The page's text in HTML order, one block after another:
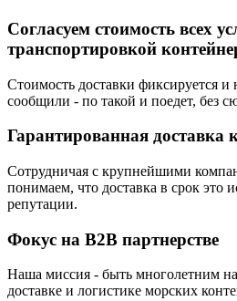
Согласуем стоимость всех
транспортировкой
Стоимость доставки фиксируется и
сообщили - по такой и поедет, без
Гарантированная доставка
Сотрудничая с крупнейшими
понимаем, что доставка в срок это
репутации.
Фокус на B2B партнерстве
Наша миссия - быть многолетним
доставке и логистике морских